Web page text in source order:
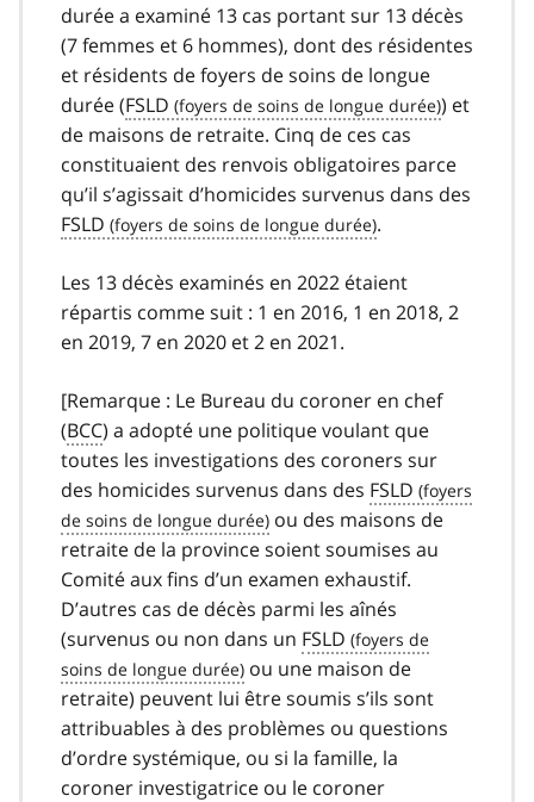
durée a examiné 13 cas portant sur 13 décès
(7 femmes et 6 hommes), dont des résidentes
et résidents de foyers de soins de longue
durée (FSLD
) et
de maisons de retraite. Cinq de ces cas
constituaient des renvois obligatoires parce
qu’il s’agissait d’homicides survenus dans des
FSLD
.
Les 13 décès examinés en 2022 étaient
répartis comme suit : 1 en 2016, 1 en 2018, 2
en 2019, 7 en 2020 et 2 en 2021.
[Remarque : Le Bureau du coroner en chef
(BCC) a adopté une politique voulant que
toutes les investigations des coroners sur
des homicides survenus dans des FSLD
ou des maisons de
retraite de la province soient soumises au
Comité aux fins d’un examen exhaustif.
D’autres cas de décès parmi les aînés
(survenus ou non dans un FSLD
ou une maison de
retraite) peuvent lui être soumis s’ils sont
attribuables à des problèmes ou questions
d’ordre systémique, ou si la famille, la
coroner investigatrice ou le coroner